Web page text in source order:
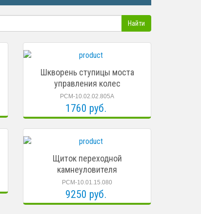
Шкворень ступицы моста
управления колес
РСМ-10.02.02.805А
1760 руб.
Щиток переходной
камнеуловителя
РСМ-10.01.15.080
9250 руб.